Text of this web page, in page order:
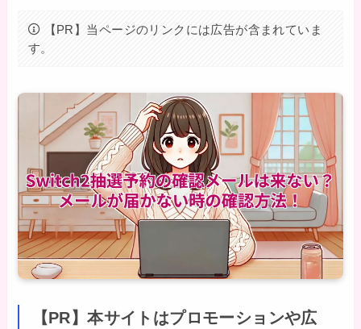
【PR】当ページのリンクには広告が含まれていま
す。
【PR】本サイトはプロモーションや広